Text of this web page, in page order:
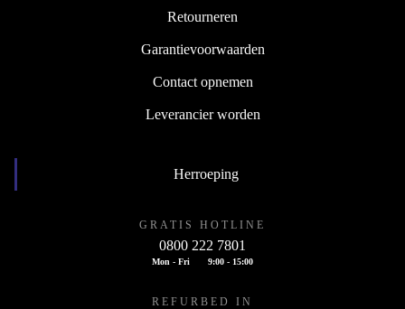
Retourneren
Garantievoorwaarden
Contact opnemen
Leverancier worden
Herroeping
GRATIS HOTLINE
0800 222 7801
Mon - Fri 9:00 - 15:00
REFURBED IN